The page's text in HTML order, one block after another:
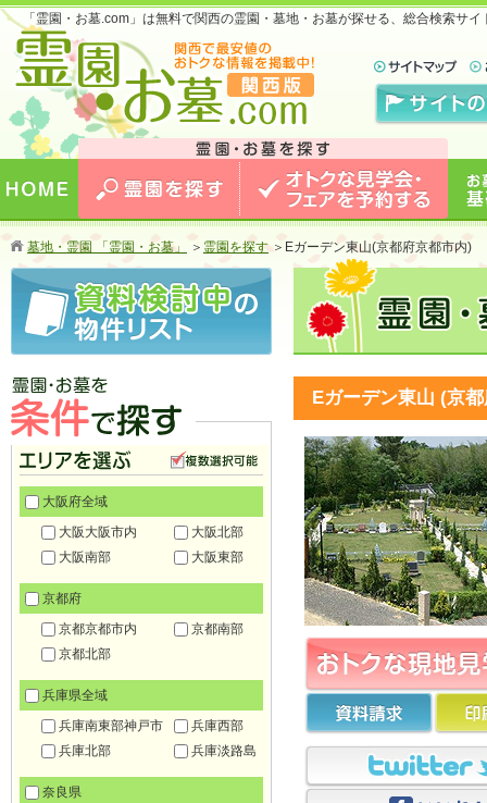
「霊園・お墓.com」は無料で関西の霊園・墓地・お墓が探せる、総合検索サ
お墓のことなら霊園・お墓.com 関西版 関西で
最安値のおトクな情報を掲載中！
する
墓地・霊園 「霊園・お墓」 ＞ 霊園を探す ＞ Eガーデン東山(京都府京都市内)
Eガーデン東山 (京
霊園・お墓を条件で探す
大阪府全域
大阪大阪市内
大阪北部
大阪南部
大阪東部
京都府
京都京都市内
京都南部
京都北部
兵庫県全域
兵庫南東部神戸市
兵庫西部
兵庫北部
兵庫淡路島
奈良県